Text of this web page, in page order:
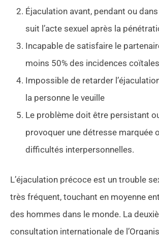
Éjaculation avant, pendant ou
suit l’acte sexuel après la
Incapable de satisfaire le
moins 50% des incidences coïtales
Impossible de retarder
la personne le veuille
Le problème doit être persistant
provoquer une détresse marquée
difficultés interpersonnelles.
L’éjaculation précoce est un trouble
très fréquent, touchant en moyenne
des hommes dans le monde. La
consultation internationale de